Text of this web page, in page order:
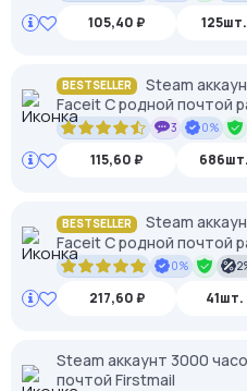
105,40 ₽ 125шт.
BESTSELLER
Steam
Faceit С родной почтой
3 0%
115,60 ₽ 686шт.
BESTSELLER
Steam
Faceit С родной почтой
0%
217,60 ₽ 41шт.
Steam аккаунт 3000
почтой Firstmail